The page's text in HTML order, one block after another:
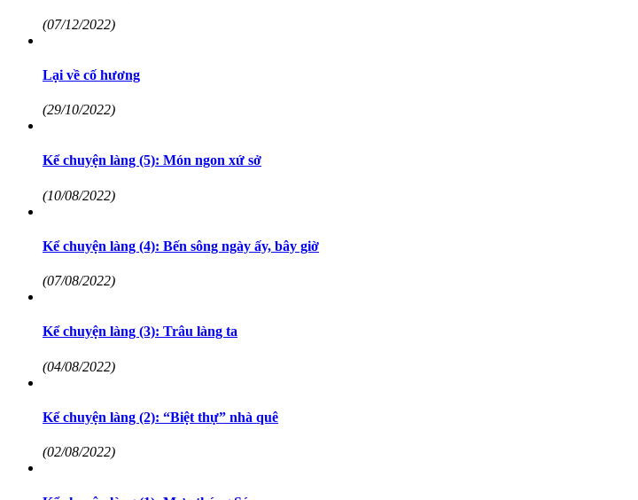
(07/12/2022)
Lại về cố hương
(29/10/2022)
Kể chuyện làng (5): Món ngon xứ sở
(10/08/2022)
Kể chuyện làng (4): Bến sông ngày ấy, bây giờ
(07/08/2022)
Kể chuyện làng (3): Trâu làng ta
(04/08/2022)
Kể chuyện làng (2): “Biệt thự” nhà quê
(02/08/2022)